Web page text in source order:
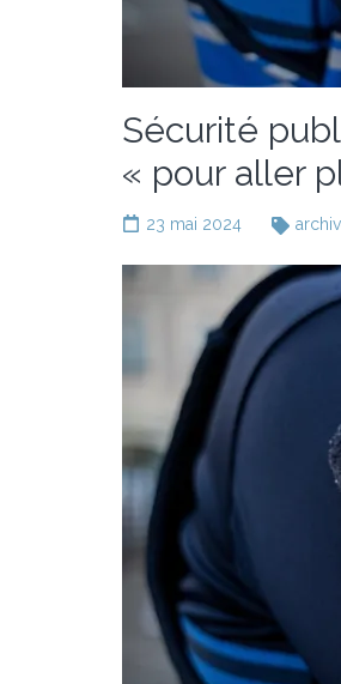
Sécurité
« pour aller
23 mai 2024